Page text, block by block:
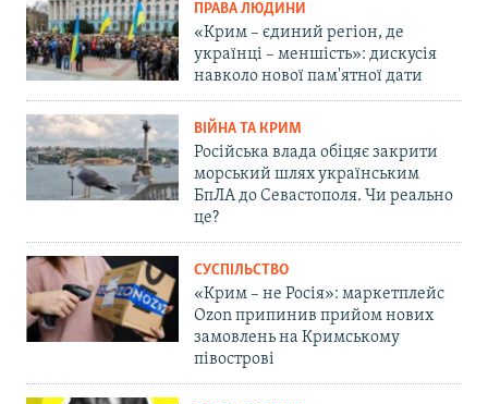
ПРАВА ЛЮДИНИ
«Крим – єдиний регіон, де
українці – меншість»: дискусія
навколо нової пам'ятної дати
ВІЙНА ТА КРИМ
Російська влада обіцяє закрити
морський шлях українським
БпЛА до Севастополя. Чи реально
це?
СУСПІЛЬСТВО
«Крим – не Росія»: маркетплейс
Ozon припинив прийом нових
замовлень на Кримському
півострові